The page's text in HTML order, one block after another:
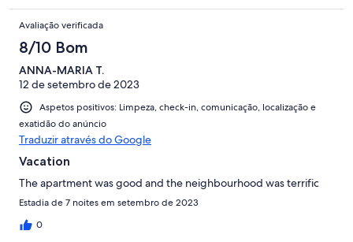
Avaliação verificada
8/10 Bom
ANNA-MARIA T.
12 de setembro de 2023
Aspetos positivos: Limpeza, check-in, comunicação, localização e
exatidão do anúncio
Traduzir através do Google
Vacation
The apartment was good and the neighbourhood was terrific
Estadia de 7 noites em setembro de 2023
0